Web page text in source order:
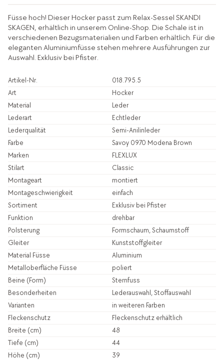
Füsse hoch! Dieser Hocker passt zum Relax-Sessel SKANDI
SKAGEN, erhältlich in unserem Online-Shop. Die Schale ist in
verschiedenen Bezugsmaterialien und Farben erhältlich. Für die
eleganten Aluminiumfüsse stehen mehrere Ausführungen zur
Auswahl. Exklusiv bei Pfister.
Artikel-Nr.
018.795.5
Art
Hocker
Material
Leder
Lederart
Echtleder
Lederqualität
Semi-Anilinleder
Farbe
Savoy 0970 Modena Brown
Marken
FLEXLUX
Stilart
Classic
Montageart
montiert
Montageschwierigkeit
einfach
Sortiment
Exklusiv bei Pfister
Funktion
drehbar
Polsterung
Formschaum, Schaumstoff
Gleiter
Kunststoffgleiter
Material Füsse
Aluminium
Metalloberfläche Füsse
poliert
Beine (Form)
Sternfuss
Besonderheiten
Lederauswahl, Stoffauswahl
Varianten
in weiteren Farben
Fleckenschutz
Fleckenschutz erhältlich
Breite (cm)
48
Tiefe (cm)
44
Höhe (cm)
39